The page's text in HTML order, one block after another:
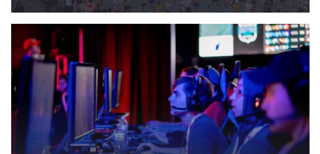
Andere Sportstätten